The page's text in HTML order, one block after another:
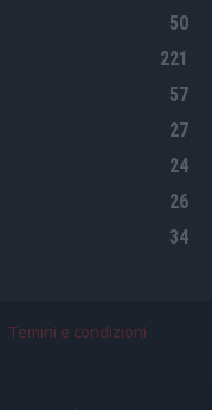
50
221
57
27
24
26
34
Temini e condizioni